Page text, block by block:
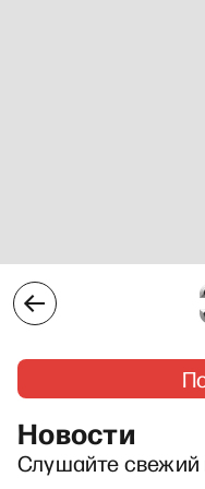
Новости
Слушайте свежий